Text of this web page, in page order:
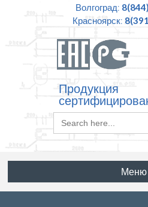
Волгоград:
Красноярск:
Продукция
Search
for:
Меню